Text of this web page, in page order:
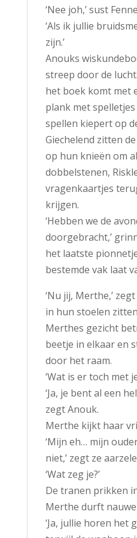
‘Nee joh,’ sust
‘Als ik jullie
zijn.’
Anouks
streep door de
het boek komt met
plank met
spellen kiepert op
Giechelend zitten
op hun knieën om
dobbelstenen,
vragenkaartjes
krijgen.
‘Hebben we de
doorgebracht,’
het laatste
bestemde vak laat
‘Nu jij, Merthe,’
in hun stoelen
Merthes gezicht
beetje in elkaar en
door het raam.
‘Wat is er toch met
‘Ja, je bent al een
zegt Anouk.
Merthe kijkt haar
‘Mijn eh… mijn
niet,’ zegt ze
‘Wat zeg je?’
De tranen prikken
Merthe durft
‘Ja, jullie horen het